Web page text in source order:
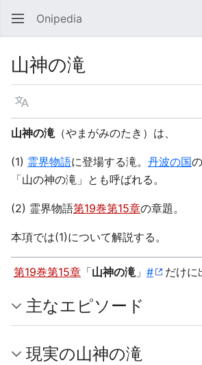
Onipedia
山神の滝
言語
山神の滝（やまがみのたき）は、
(1) 霊界物語に登場する滝。 丹波の国の
「山の神の滝」とも呼ばれる。
(2) 霊界物語第19巻第15章の章題。
本項では(1)について解説する。
第19巻第15章 「山神の滝」 # だけに
主なエピソード
現実の山神の滝